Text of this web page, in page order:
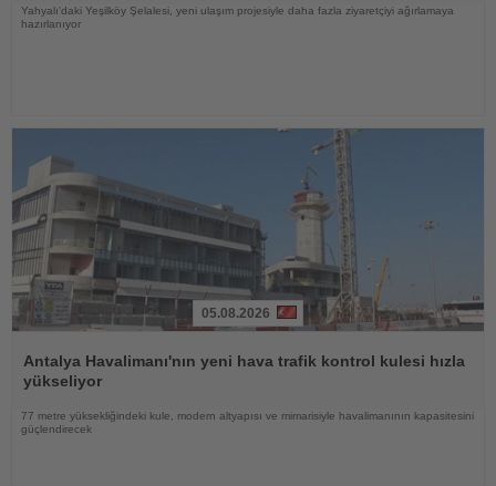
Yahyalı'daki Yeşilköy Şelalesi, yeni ulaşım projesiyle daha fazla ziyaretçiyi ağırlamaya
hazırlanıyor
Oku
05.08.2026
Antalya Havalimanı'nın yeni hava trafik kontrol kulesi hızla
yükseliyor
77 metre yüksekliğindeki kule, modern altyapısı ve mimarisiyle havalimanının kapasitesini
güçlendirecek